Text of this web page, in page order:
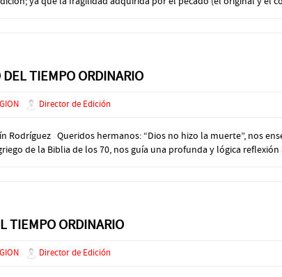
TIEMPO ORDINARIO
Director de Edición
Rodríguez Queridos hermanos: “Dios no hizo la muerte”, nos
de la Biblia de los 70, nos guía una profunda y lógica
TIEMPO ORDINARIO
Director de Edición